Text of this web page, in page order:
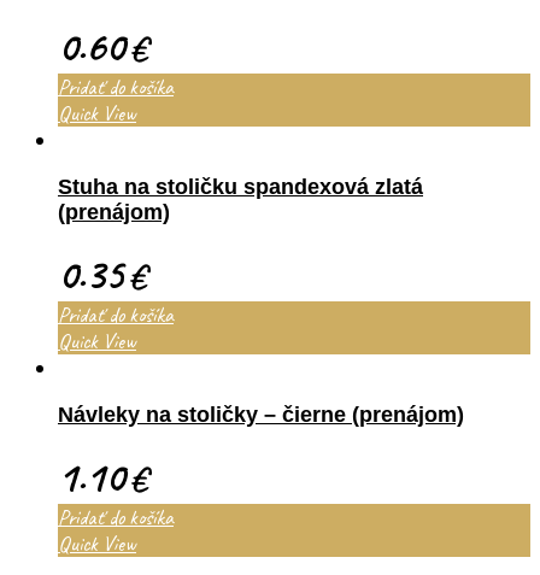
0.60€
Pridať do košíka
Quick View
Stuha na stoličku spandexová zlatá
(prenájom)
0.35€
Pridať do košíka
Quick View
Návleky na stoličky – čierne (prenájom)
1.10€
Pridať do košíka
Quick View